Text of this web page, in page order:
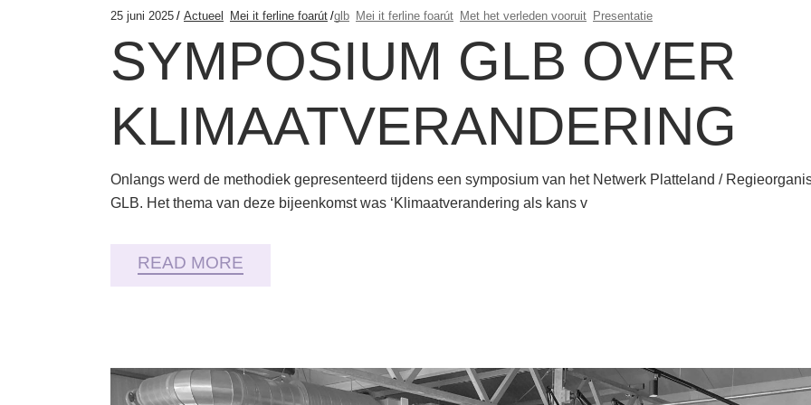
25 juni 2025 Actueel Mei it ferline foarút glb Mei it ferline foarút Met het verleden vooruit Presentatie
SYMPOSIUM GLB OVER
KLIMAATVERANDERING
Onlangs werd de methodiek gepresenteerd tijdens een symposium van het Netwerk Platteland /
GLB. Het thema van deze bijeenkomst was ‘Klimaatverandering als kans v
READ MORE